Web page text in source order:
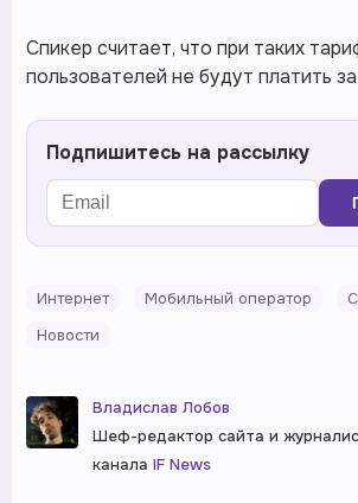
Спикер считает, что при таких
пользователей не будут платить
Подпишитесь на рассылку
Интернет Мобильный оператор
Новости
Владислав Лобов
Шеф-редактор сайта и
канала IF News